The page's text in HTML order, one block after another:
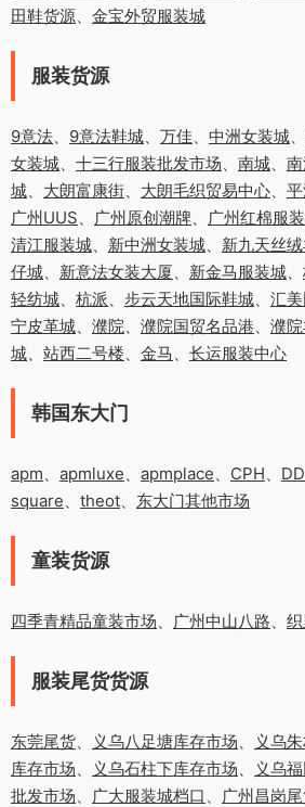
田鞋货源、 金宝外贸服装城
服装货源
9意法、 9意法鞋城、 万佳、 中洲女装城、
女装城、 十三行服装批发市场、 南城、
城、 大朗富康街、 大朗毛织贸易中心、
广州UUS、 广州原创潮牌、 广州红棉服
清江服装城、 新中洲女装城、 新九天丝
仔城、 新意法女装大厦、 新金马服装城、
轻纺城、 杭派、 步云天地国际鞋城、 汇
宁皮革城、 濮院、 濮院国贸名品港、 濮
城、 站西二号楼、 金马 、 长运服装中心
韩国东大门
apm、 apmluxe、 apmplace、 CPH、
square、 theot、 东大门其他市场
童装货源
四季青精品童装市场、 广州中山八路、
服装尾货货源
东莞尾货、 义乌八足塘库存市场、 义乌
库存市场、 义乌石柱下库存市场、 义乌
批发市场、 广大服装城档口 、 广州昌岗